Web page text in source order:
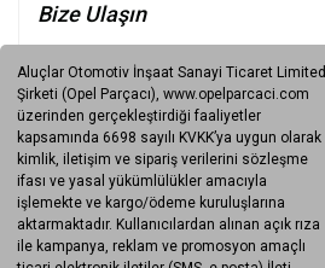
Aluçlar Otomotiv İnşaat Sanayi Ticaret Limited
Şirketi (Opel Parçacı), www.opelparcaci.com
üzerinden gerçekleştirdiği faaliyetler
kapsamında 6698 sayılı KVKK’ya uygun olarak
kimlik, iletişim ve sipariş verilerini sözleşme
ifası ve yasal yükümlülükler amacıyla
işlemekte ve kargo/ödeme kuruluşlarına
aktarmaktadır. Kullanıcılardan alınan açık rıza
ile kampanya, reklam ve promosyon amaçlı
Bize Ulaşın
Müşteri Hizmetleri
Kategoriler